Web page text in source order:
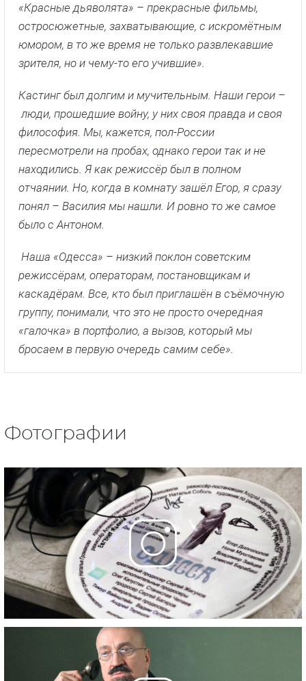
«Красные дьяволята» – прекрасные фильмы,
остросюжетные, захватывающие, с искромётным
юмором, в то же время не только развлекавшие
зрителя, но и чему-то его учившие».
Кастинг был долгим и мучительным. Наши герои –
люди, прошедшие войну, у них своя правда и своя
философия. Мы, кажется, пол-России
пересмотрели на пробах, однако герои так и не
находились. Я как режиссёр был в полном
отчаянии. Но, когда в комнату зашёл Егор, я сразу
понял – Василия мы нашли. И ровно то же самое
было с Антоном.
Наша «Одесса» – низкий поклон советским
режиссёрам, операторам, постановщикам и
каскадёрам. Все, кто был приглашён в съёмочную
группу, понимали, что это не просто очередная
«галочка» в портфолио, а вызов, который мы
бросаем в первую очередь самим себе».
Фотографии